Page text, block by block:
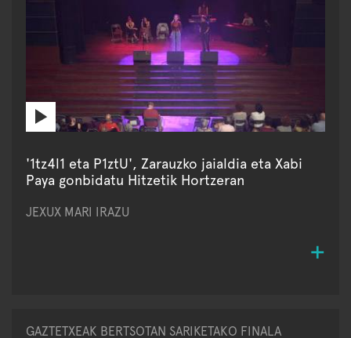
'1tz4l1 eta P1ztU', Zarauzko jaialdia eta Xabi
Paya gonbidatu Hitzetik Hortzeran
JEXUX MARI IRAZU
GAZTETXEAK BERTSOTAN SARIKETAKO FINALA